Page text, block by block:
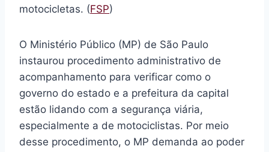
motocicletas. (FSP)
O Ministério Público (MP) de São Paulo
instaurou procedimento administrativo de
acompanhamento para verificar como o
governo do estado e a prefeitura da capital
estão lidando com a segurança viária,
especialmente a de motociclistas. Por meio
desse procedimento, o MP demanda ao poder